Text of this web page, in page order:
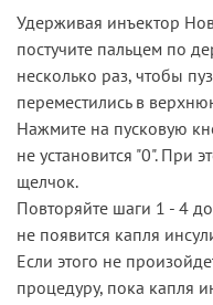
Удерживая инъектор
постучите пальцем по
несколько раз, чтобы
переместились в
Нажмите на пусковую
не установится "0". При
щелчок.
Повторяйте шаги 1 - 4
не появится капля
Если этого не
процедуру, пока капля